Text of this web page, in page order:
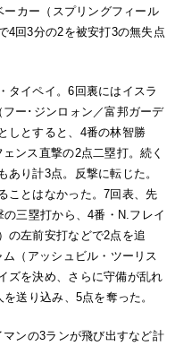
カー（スプリングフィール
4回3分の2を被安打3の無失点
イペイ。6回裏にはイスラ
ー･ジンロォン／富邦ガーデ
しとすると、4番の林智勝
ンス直撃の2点二塁打。続く
り計3点。反撃に転じた。
ことはなかった。7回表、先
三塁打から、4番・N.フレイ
の左前安打などで2点を追
（アッシュビル・ツーリス
ズを決め、さらに守備が乱れ
送り込み、5点を奪った。
ンの3ランが飛び出すなど計